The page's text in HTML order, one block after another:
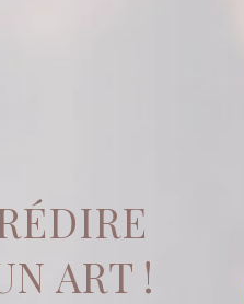
ART !